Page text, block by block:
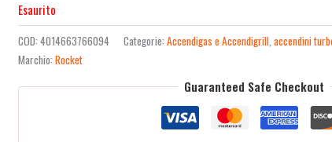
Esaurito
COD:4014663766094 Categorie:Accendigas e Accendigrill ,accendini
Marchio:Rocket
Guaranteed Safe Checkout